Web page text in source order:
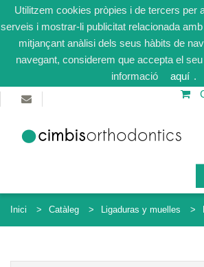
Utilitzem cookies pròpies i de tercers per
serveis i mostrar-li publicitat relacionada
mitjançant anàlisi dels seus hàbits de
navegant, considerem que accepta el
informació
aquí .
Inici Catàleg Ligaduras y muelles